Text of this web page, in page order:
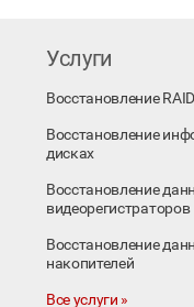
Услуги
Восстановление
Восстановление
дисках
Восстановление
видеорегистраторов
Восстановление
накопителей
Все услуги »